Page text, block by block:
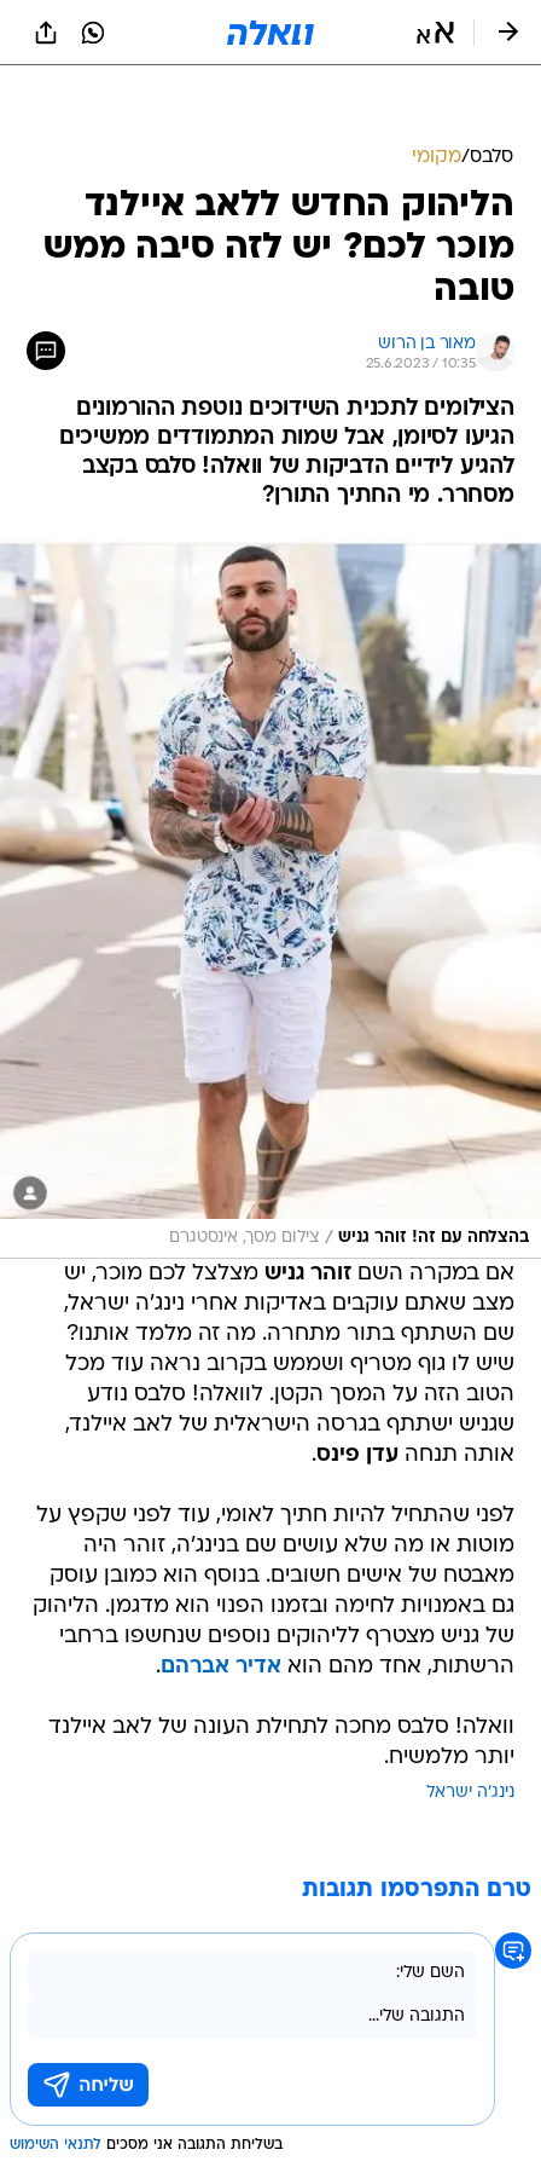
סלבס/מקומי
הליהוק החדש ללאב איילנד
מוכר לכם? יש לזה סיבה ממש
טובה
מאור בן הרוש
25.6.2023 / 10:35
הצילומים לתכנית השידוכים נוטפת ההורמונים
הגיעו לסיומן, אבל שמות המתמודדים ממשיכים
להגיע לידיים הדביקות של וואלה! סלבס בקצב
מסחרר. מי החתיך התורן?
בהצלחה עם זה! זוהר גניש / צילום מסך, אינסטגרם
אם במקרה השםזוהר גניש מצלצל לכם מוכר, יש
מצב שאתם עוקבים באדיקות אחרי נינג'ה ישראל,
שם השתתף בתור מתחרה. מה זה מלמד אותנו?
שיש לו גוף מטריף ושממש בקרוב נראה עוד מכל
הטוב הזה על המסך הקטן. לוואלה! סלבס נודע
שגניש ישתתף בגרסה הישראלית של לאב איילנד,
אותה תנחהעדן פינס.
לפני שהתחיל להיות חתיך לאומי, עוד לפני שקפץ על
מוטות או מה שלא עושים שם בנינג'ה, זוהר היה
מאבטח של אישים חשובים. בנוסף הוא כמובן עוסק
גם באמנויות לחימה ובזמנו הפנוי הוא מדגמן. הליהוק
של גניש מצטרף לליהוקים נוספים שנחשפו ברחבי
הרשתות, אחד מהם הוא אדיר אברהם.
וואלה! סלבס מחכה לתחילת העונה של לאב איילנד
יותר מלמשיח.
נינג'ה ישראל
טרם התפרסמו תגובות
בשליחת התגובה אני מסכים לתנאי השימוש